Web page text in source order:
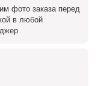
фото заказа перед
в любой